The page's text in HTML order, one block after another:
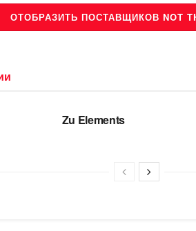
ОТОБРАЗИТЬ ПОСТАВЩИКОВ NOT
Zu Elements